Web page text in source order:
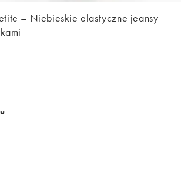
– Niebieskie elastyczne jeansy